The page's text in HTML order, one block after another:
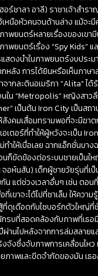
อร์ชาลา อาลี) ราชาเจ้าสำ
นือหัวคนจนด้านล่าง แม้จะ
พยนตร์หลายเรื่องของเข
าพยนตร์เรื่อง “Spy Kids”
สดงนำในภาพยนตร์งบประ
ลัง การได้ยินหรือเห็นภา
ากละตินอเมริกา “Alita”
น “Metropolis” หญิงสาว
เป็นต้น Iron City เป็นส
งคมเสื่อมทรามพอที่จะมีฆ
ตอร์ที่ทำให้ผู้หวังจะเป็น
ให้เบื่อเลย ฉากแอ็กชั่นบาง
ขัดข้องต่อระบบชายเป็นให
อห์นสัน) เด็กผู้ชายวัยรุ่นที่เ
น แต่ช่วงเวลาอื่นๆ เช่น ตอ
ที่เขาจะได้ไปที่ซาเล็ม ให้ค
ที่ดุเดือดกับไซบอร์กตัวให
กรบที่สอดคล้องกับภาพที่เ
นไปหลังจากการล่มสลายแ
งซึ่งจับภาพการเคลื่อนไหว
ภาพและขีดจำกัดของมัน เ